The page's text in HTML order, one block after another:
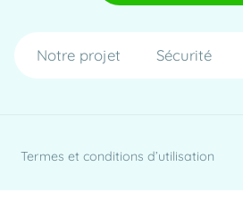
Notre projet Sécurité
Termes et conditions d’utilisation